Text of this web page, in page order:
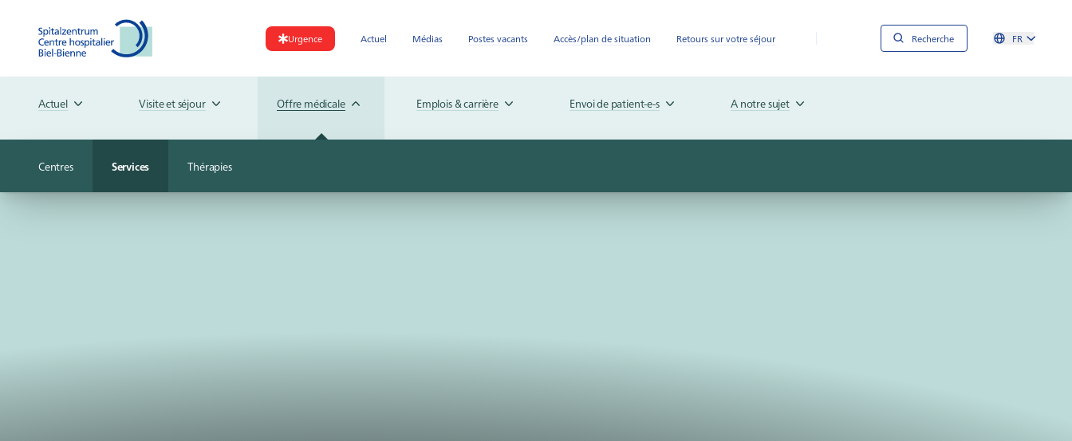
Urgence Actuel Médias Postes vacants Accès/plan de situation Retours sur votre séjour Recherche FR
Actuel Visite et séjour Offre médicale
Centres Services Thérapies
Emplois & carrière Envoi de patient-e-s A notre sujet